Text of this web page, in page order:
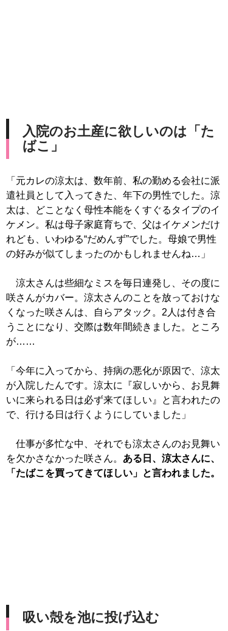
入院のお土産に欲しいのは「た
ばこ」
「元カレの涼太は、数年前、私の勤める会社に派
遣社員として入ってきた、年下の男性でした。涼
太は、どことなく母性本能をくすぐるタイプのイ
ケメン。私は母子家庭育ちで、父はイケメンだけ
れども、いわゆる“だめんず”でした。母娘で男性
の好みが似てしまったのかもしれませんね…」
涼太さんは些細なミスを毎日連発し、その度に
咲さんがカバー。涼太さんのことを放っておけな
くなった咲さんは、自らアタック。2人は付き合
うことになり、交際は数年間続きました。ところ
が……
「今年に入ってから、持病の悪化が原因で、涼太
が入院したんです。涼太に『寂しいから、お見舞
いに来られる日は必ず来てほしい』と言われたの
で、行ける日は行くようにしていました」
仕事が多忙な中、それでも涼太さんのお見舞い
を欠かさなかった咲さん。 ある日、涼太さんに、
「たばこを買ってきてほしい」と言われました。
吸い殻を池に投げ込む